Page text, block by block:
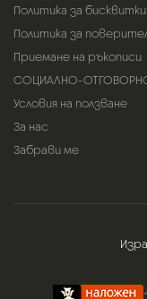
Политика за
Политика за
Приемане на ръкописи
СОЦИАЛНО-
Условия на ползване
За нас
Забрави ме